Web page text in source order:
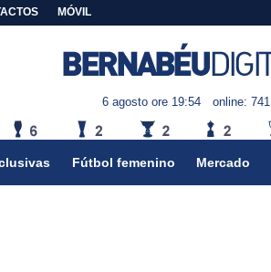
MÓVIL
6 agosto ore 19:54 online: 741
Fútbol femenino Mercado